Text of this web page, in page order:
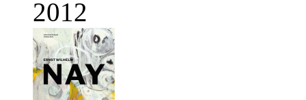
2012